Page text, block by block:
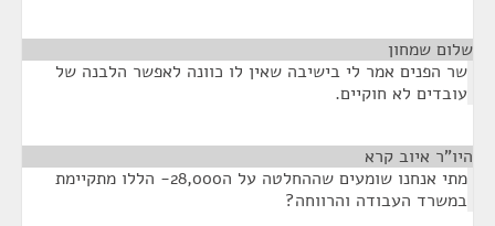
שלום שמחון
שר הפנים אמר לי בישיבה שאין לו כוונה לאפשר הלבנה של
עובדים לא חוקיים.
היו"ר איוב קרא
מתי אנחנו שומעים שההחלטה על ה28,000- הללו מתקיימת
במשרד העבודה והרווחה?